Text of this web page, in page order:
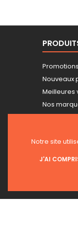
Promotions
Nouveaux
Meilleures
Nos
Tarifs
Notre site
J'AI